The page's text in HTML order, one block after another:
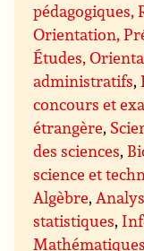
pédagogiques,
Orientation,
Études,
administratifs,
concours et
étrangère,
des sciences,
science et
Algèbre,
statistiques,